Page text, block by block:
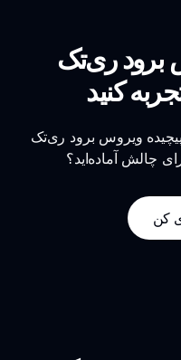
برود ری‌تک
پیچیده ویروس برود ری‌تک
چالش آماده‌اید؟
کن